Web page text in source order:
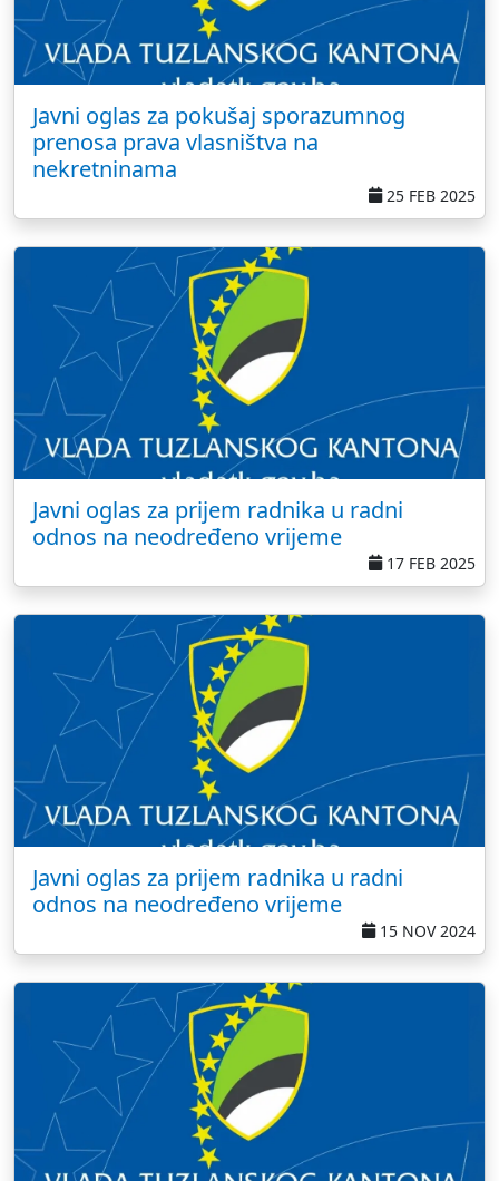
Javni oglas za pokušaj sporazumnog
prenosa prava vlasništva na
nekretninama
25 FEB 2025
Javni oglas za prijem radnika u radni
odnos na neodređeno vrijeme
17 FEB 2025
Javni oglas za prijem radnika u radni
odnos na neodređeno vrijeme
15 NOV 2024